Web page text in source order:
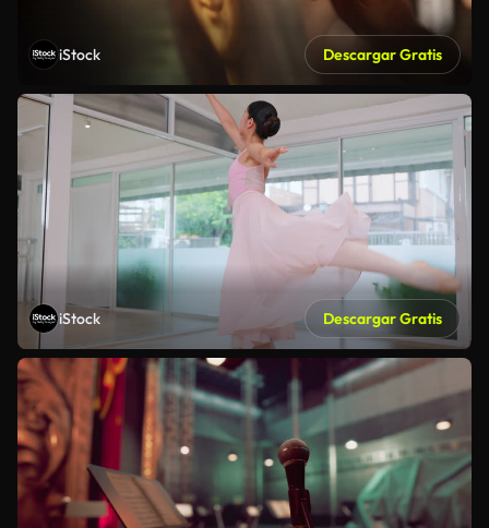
iStock Descargar Gratis
iStock Descargar Gratis